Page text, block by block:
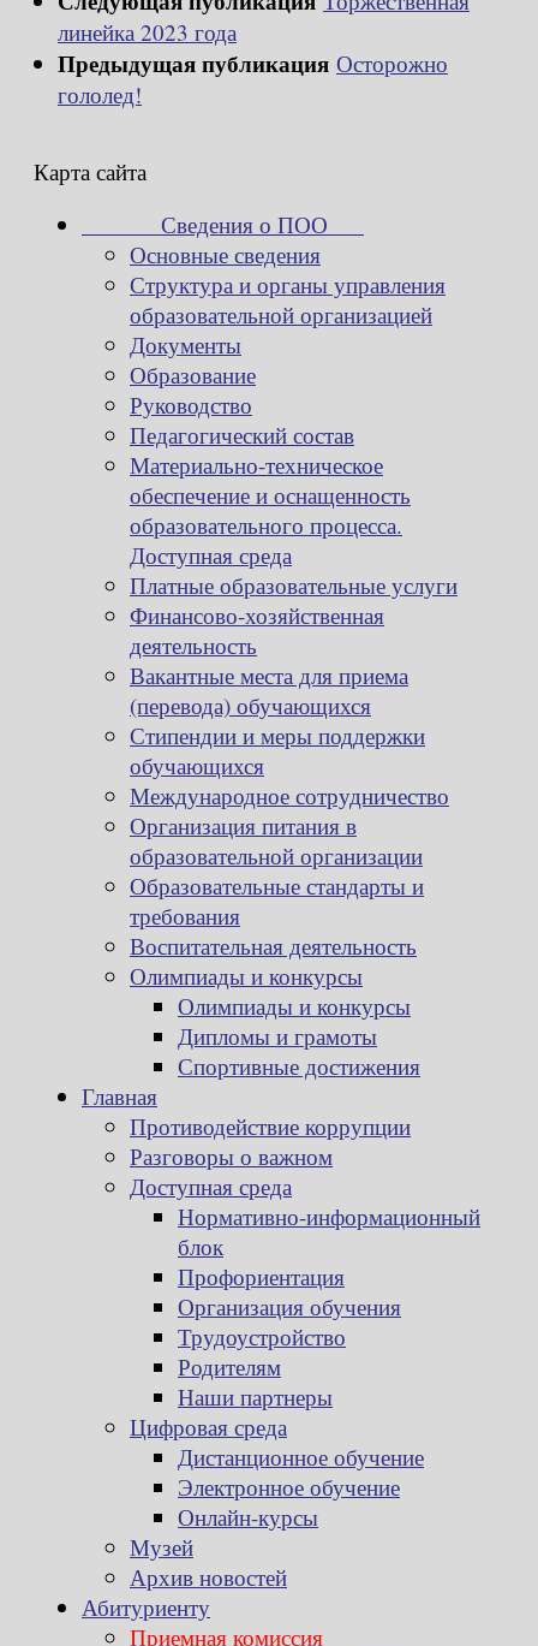
линейка 2023 года
Предыдущая публикация Осторожно
гололед!
Карта сайта
Сведения о ПОО
Основные сведения
Структура и органы управления
образовательной организацией
Документы
Образование
Руководство
Педагогический состав
Материально-техническое
обеспечение и оснащенность
образовательного процесса.
Доступная среда
Платные образовательные услуги
Финансово-хозяйственная
деятельность
Вакантные места для приема
(перевода) обучающихся
Стипендии и меры поддержки
обучающихся
Международное сотрудничество
Организация питания в
образовательной организации
Образовательные стандарты и
требования
Воспитательная деятельность
Олимпиады и конкурсы
Олимпиады и конкурсы
Дипломы и грамоты
Спортивные достижения
Главная
Противодействие коррупции
Разговоры о важном
Доступная среда
Нормативно-информационный
блок
Профориентация
Организация обучения
Трудоустройство
Родителям
Наши партнеры
Цифровая среда
Дистанционное обучение
Электронное обучение
Онлайн-курсы
Музей
Архив новостей
Абитуриенту
Приемная комиссия